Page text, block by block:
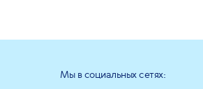
Мы в социальных сетях: